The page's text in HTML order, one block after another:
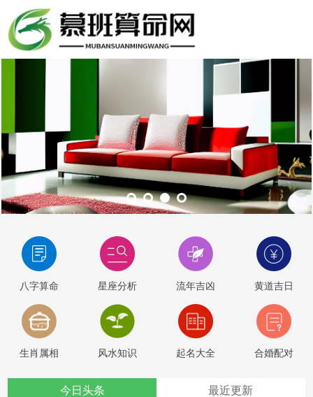
八字算命 星座分析 流年吉凶 黄道吉日
生肖属相 风水知识 起名大全 合婚配对
今日头条 最近更新